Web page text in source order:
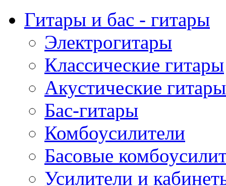
Гитары и бас - гитары
Электрогитары
Классические гитары
Акустические гитары
Бас-гитары
Комбоусилители
Басовые
Усилители и